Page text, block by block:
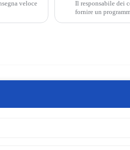
veloce
Il responsabile dei
fornire un